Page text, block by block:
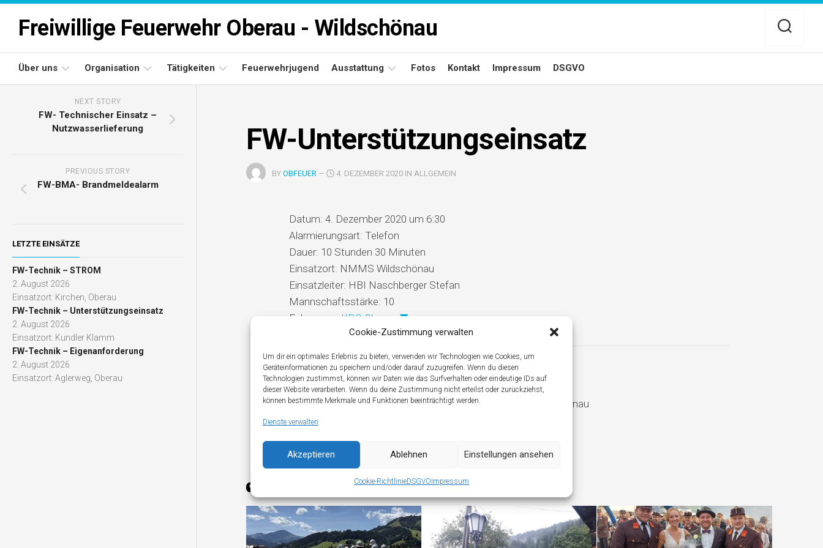
Cookie-Zustimmung verwalten
Um dir ein optimales Erlebnis zu bieten, verwenden wir Technologien wie Cookies, um
Geräteinformationen zu speichern und/oder darauf zuzugreifen. Wenn du diesen
Technologien zustimmst, können wir Daten wie das Surfverhalten oder eindeutige IDs auf
dieser Website verarbeiten. Wenn du deine Zustimmung nicht erteilst oder zurückziehst,
können bestimmte Merkmale und Funktionen beeinträchtigt werden.
Dienste verwalten
Akzeptieren Ablehnen Einstellungen ansehen
Cookie-RichtlinieDSGVOImpressum
Skip
contentFreiwillige Feuerwehr Oberau - Wildschönau
Über uns
Einsatzgebiet
Aufgaben
Organisation
Kommando
Ausschuss
Tätigkeiten
Bewerbsmannschaften
Feuerwehrjugend Ausstattung
Gerätehäuser
Fotos Kontakt Impressum DSGVO
FW-Unterstützungseinsatz
BYOBFEUER — 4. DEZEMBER 2020 IN ALLGEMEIN
Datum: 4. Dezember 2020 um 6:30
Alarmierungsart: Telefon
Dauer: 10 Stunden 30 Minuten
Einsatzort: NMMS Wildschönau
Einsatzleiter: HBI Naschberger Stefan
Mannschaftsstärke: 10
Fahrzeuge:
KDO Oberau
Einsatzbericht:
Unterstützung Gemeinde Wildschönau bei Teststraße Wildschönau
YOU MAY ALSO LIKE...
NEXT STORY
FW- Technischer Einsatz –
Nutzwasserlieferung
PREVIOUS STORY
FW-BMA- Brandmeldealarm
LETZTE EINSÄTZE
FW-Technik – STROM
2. August 2026
Einsatzort: Kirchen, Oberau
FW-Technik – Unterstützungseinsatz
2. August 2026
Einsatzort: Kundler Klamm
FW-Technik – Eigenanforderung
2. August 2026
Einsatzort: Aglerweg, Oberau